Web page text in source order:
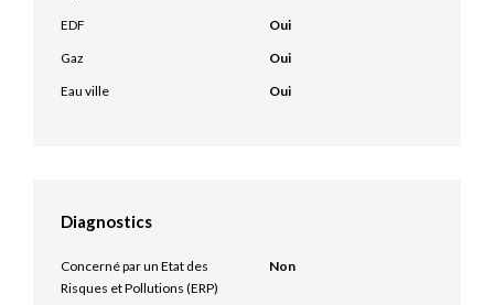
EDF
Oui
Gaz
Oui
Eau ville
Oui
Diagnostics
Concerné par un Etat des
Risques et Pollutions (ERP)
Non